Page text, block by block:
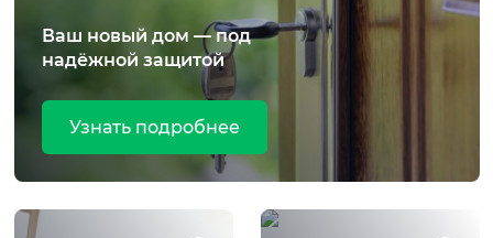
Ваш новый дом — под
надёжной защитой
Узнать подробнее